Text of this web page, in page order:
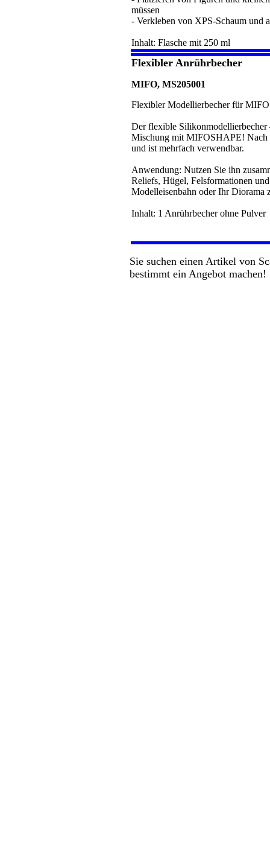
müssen
- Verkleben von XPS-Schaum und
Inhalt: Flasche mit 250 ml
Flexibler Anrührbecher
MIFO, MS205001
Flexibler Modellierbecher für
Der flexible Silikonmodellierbecher
Mischung mit MIFOSHAPE! Nach
und ist mehrfach verwendbar.
Anwendung: Nutzen Sie ihn
Reliefs, Hügel, Felsformationen
Modelleisenbahn oder Ihr Diorama
Inhalt: 1 Anrührbecher ohne Pulver
Sie suchen einen Artikel von
bestimmt ein Angebot machen!